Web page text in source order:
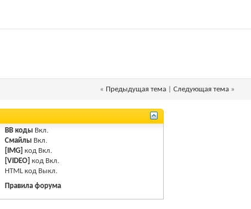
« Предыдущая тема Следующая тема »
BB коды Вкл.
Смайлы Вкл.
[IMG] код Вкл.
[VIDEO] код Вкл.
HTML код Выкл.
Правила форума